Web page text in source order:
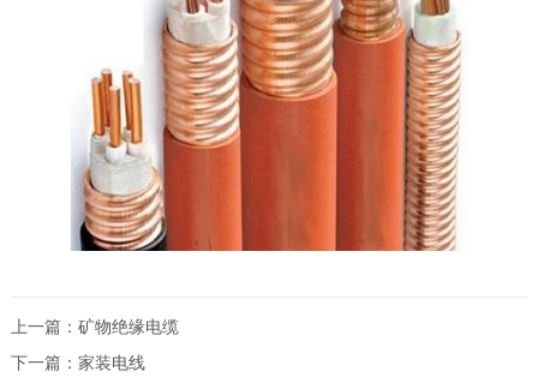
上一篇： 矿物绝缘电缆
下一篇： 家装电线